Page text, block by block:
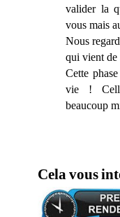
valider la
vous mais
Nous
qui vient de
Cette
vie !
beaucoup
Cela vous